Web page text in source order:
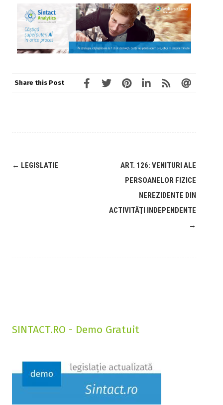
Share this Post
← LEGISLATIE
ART. 126: VENITURI ALE
PERSOANELOR FIZICE
NEREZIDENTE DIN
ACTIVITĂŢI INDEPENDENTE
→
SINTACT.RO - Demo Gratuit